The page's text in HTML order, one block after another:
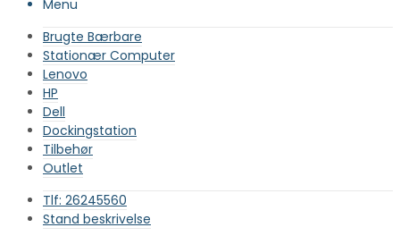
Menu
Brugte Bærbare
Stationær Computer
Lenovo
HP
Dell
Dockingstation
Tilbehør
Outlet
Tlf: 26245560
Stand beskrivelse